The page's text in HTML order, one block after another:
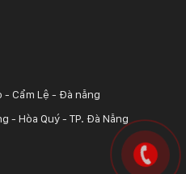
- Cẩm Lệ - Đà nẵng
- Hòa Quý - TP. Đà Nẵng